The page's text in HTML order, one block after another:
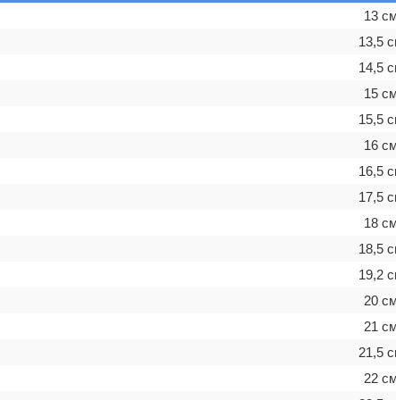
13
13,5
14,5
15
15,5
16
16,5
17,5
18
18,5
19,2
20
21
21,5
22